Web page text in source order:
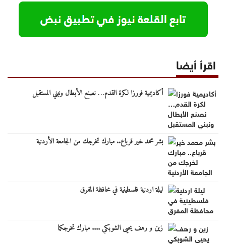
اقرأ أيضا
أكاديمية فورزا لكرة القدم… نصنع الأبطال ونبني المستقبل
بشر محمد خير قرباع.. مبارك تخرجك من الجامعة الأردنية
ليلة اردنية فلسطينية في محافظة المفرق
زين و رهف يحيى الشوبكي .... مبارك تخرجكما